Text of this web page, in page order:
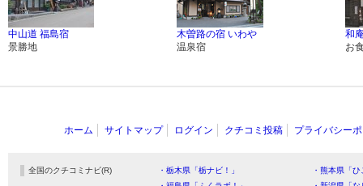
中山道 福島宿
景勝地
木曽路の宿 いわや
温泉宿
和
お
ホーム サイトマップ ログイン クチコミ投稿 プライバシー
全国のクチコミナビ(R) ・栃木県「栃ナビ！」
・熊本県「